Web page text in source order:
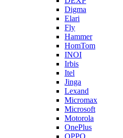
Digma
Elari
Fly
Hammer
HomTom
INOI
Irbis
Itel
Jinga
Lexand
Micromax
Microsoft
Motorola
OnePlus
OPPO